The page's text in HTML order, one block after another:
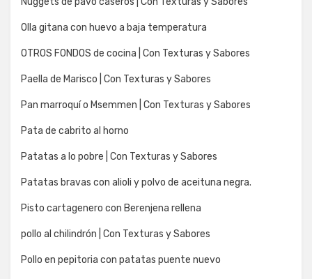
Olla gitana con huevo a baja temperatura
OTROS FONDOS de cocina | Con Texturas y Sabores
Paella de Marisco | Con Texturas y Sabores
Pan marroquí o Msemmen | Con Texturas y Sabores
Pata de cabrito al horno
Patatas a lo pobre | Con Texturas y Sabores
Patatas bravas con alioli y polvo de aceituna negra.
Pisto cartagenero con Berenjena rellena
pollo al chilindrón | Con Texturas y Sabores
Pollo en pepitoria con patatas puente nuevo